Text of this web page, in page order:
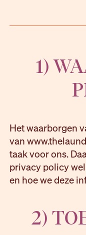
1)
Het waarborgen
van
taak voor ons.
privacy policy
en hoe we deze
2)